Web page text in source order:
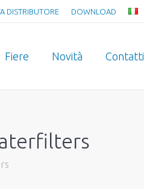
DISTRIBUTORE DOWNLOAD
Fiere Novità Contatti